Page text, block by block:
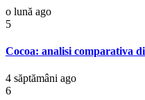
o lună ago
5
Cocoa: analisi comparativa
4 săptămâni ago
6